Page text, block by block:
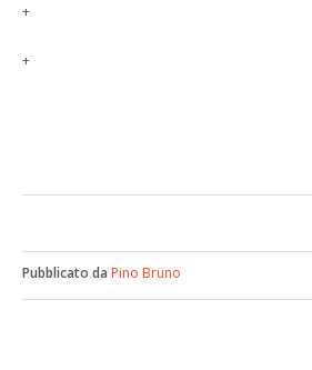
+
+
Pubblicato da Pino Bruno